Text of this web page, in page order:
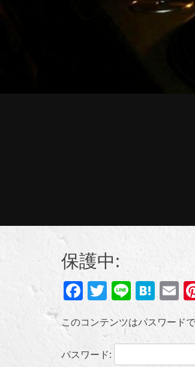
保護中:
Facebook
Twitter
Line
このコンテンツはパスワード
パスワード: